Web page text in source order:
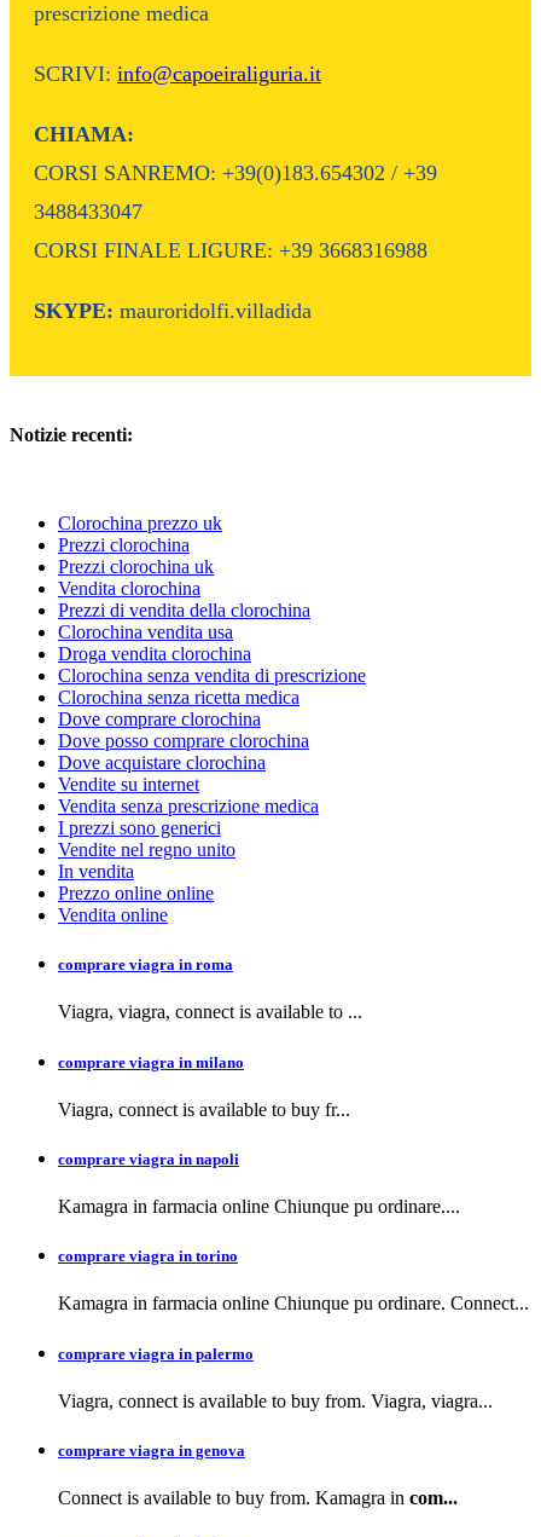
prescrizione medica
SCRIVI: info@capoeiraliguria.it
CHIAMA:
CORSI SANREMO: +39(0)183.654302 / +39
3488433047
CORSI FINALE LIGURE: +39 3668316988
SKYPE: mauroridolfi.villadida
Notizie recenti:
Clorochina prezzo uk
Prezzi clorochina
Prezzi clorochina uk
Vendita clorochina
Prezzi di vendita della clorochina
Clorochina vendita usa
Droga vendita clorochina
Clorochina senza vendita di prescrizione
Clorochina senza ricetta medica
Dove comprare clorochina
Dove posso comprare clorochina
Dove acquistare clorochina
Vendite su internet
Vendita senza prescrizione medica
I prezzi sono generici
Vendite nel regno unito
In vendita
Prezzo online online
Vendita online
comprare viagra in roma
Viagra, viagra, connect is available to ...
comprare viagra in milano
Viagra, connect is available to buy fr...
comprare viagra in napoli
Kamagra in farmacia online Chiunque pu ordinare....
comprare viagra in torino
Kamagra in farmacia online Chiunque pu ordinare. Connect...
comprare viagra in palermo
Viagra, connect is available to buy from. Viagra, viagra...
comprare viagra in genova
Connect is available to buy from. Kamagra in com...